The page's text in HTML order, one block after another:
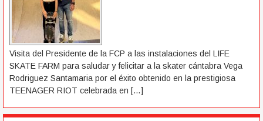
Visita del Presidente de la FCP a las instalaciones del LIFE
SKATE FARM para saludar y felicitar a la skater cántabra Vega
Rodriguez Santamaria por el éxito obtenido en la prestigiosa
TEENAGER RIOT celebrada en […]